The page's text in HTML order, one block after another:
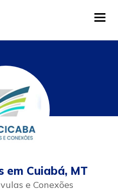
em Cuiabá, MT
e Conexões